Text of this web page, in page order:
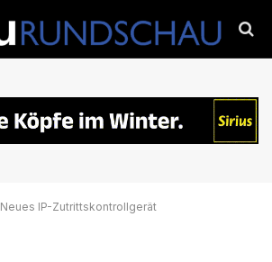
Neues IP-Zutrittskontrollgerät